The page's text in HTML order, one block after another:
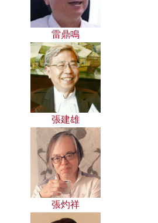
雷鼎鳴
張建雄
張灼祥